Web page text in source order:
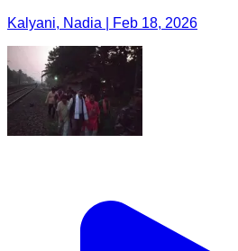
Kalyani, Nadia | Feb 18, 2026